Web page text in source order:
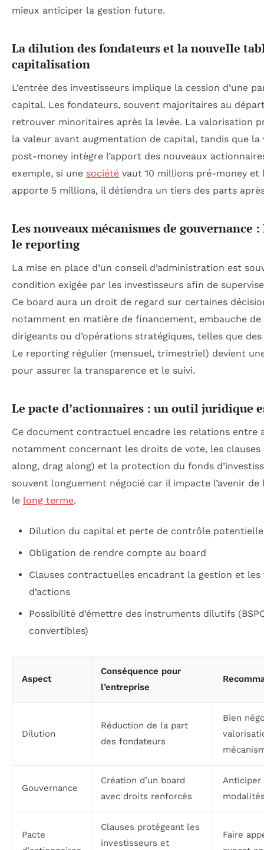
mieux anticiper la gestion future.
La dilution des fondateurs et la nouvelle
capitalisation
L’entrée des investisseurs implique la cession d’une
capital. Les fondateurs, souvent majoritaires au
retrouver minoritaires après la levée. La valorisation
la valeur avant augmentation de capital, tandis que la
post-money intègre l’apport des nouveaux
exemple, si une société vaut 10 millions pré-money et
apporte 5 millions, il détiendra un tiers des parts
Les nouveaux mécanismes de gouvernance
le reporting
La mise en place d’un conseil d’administration est
condition exigée par les investisseurs afin de
Ce board aura un droit de regard sur certaines
notamment en matière de financement, embauche de
dirigeants ou d’opérations stratégiques, telles que
Le reporting régulier (mensuel, trimestriel) devient
pour assurer la transparence et le suivi.
Le pacte d’actionnaires : un outil juridique
Ce document contractuel encadre les relations entre
notamment concernant les droits de vote, les clauses
along, drag along) et la protection du fonds
souvent longuement négocié car il impacte l’avenir de
le long terme.
Dilution du capital et perte de contrôle potentielle
Obligation de rendre compte au board
Clauses contractuelles encadrant la gestion et
d’actions
Possibilité d’émettre des instruments dilutifs
convertibles)
Aspect
Conséquence pour
l’entreprise
Dilution
Réduction de la part
des fondateurs
Bien
Gouvernance
Création d’un board
avec droits renforcés
Anticiper
Pacte
Clauses protégeant les
investisseurs et
Faire